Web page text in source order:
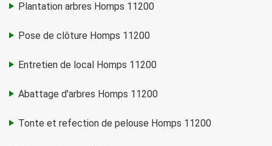
Plantation arbres Homps 11200
Pose de clôture Homps 11200
Entretien de local Homps 11200
Abattage d'arbres Homps 11200
Tonte et refection de pelouse Homps 11200